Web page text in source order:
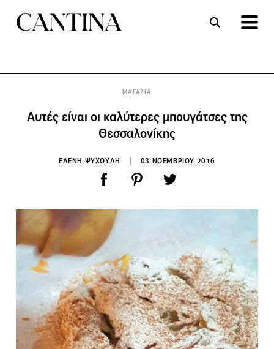
ΜΑΓΑΖΙΑ
Αυτές είναι οι καλύτερες μπουγάτσες της
Θεσσαλονίκης
ΕΛΕΝΗ ΨΥΧΟΥΛΗ 03 ΝΟΕΜΒΡΙΟΥ 2016